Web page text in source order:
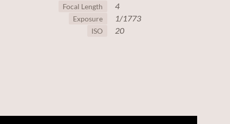
Focal Length 4
Exposure 1/1773
ISO 20